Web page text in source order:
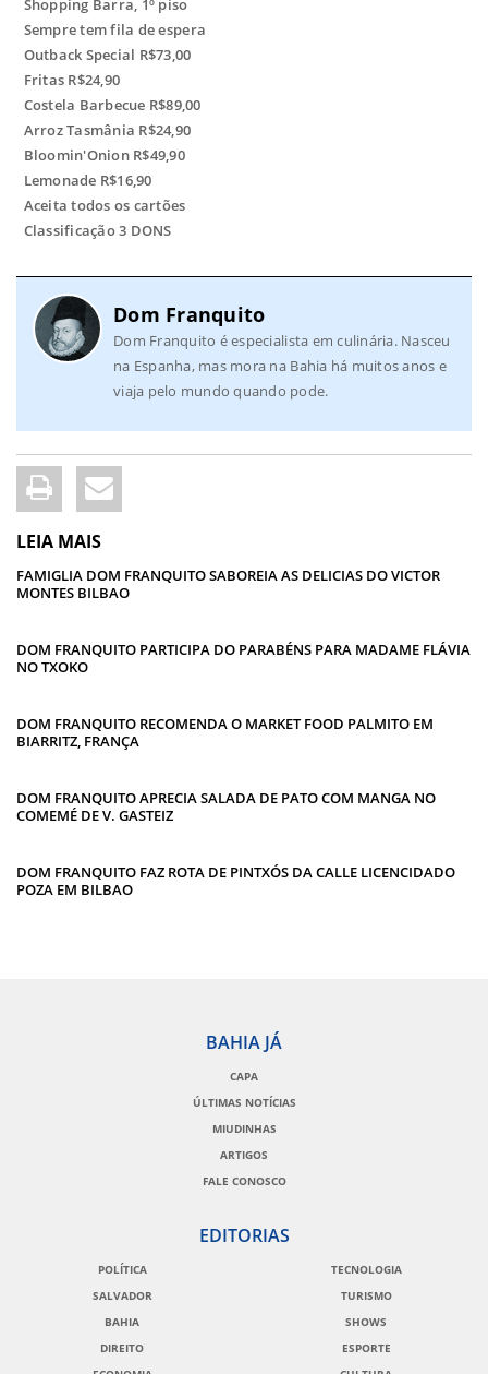
Shopping Barra, 1º piso
Sempre tem fila de espera
Outback Special R$73,00
Fritas R$24,90
Costela Barbecue R$89,00
Arroz Tasmânia R$24,90
Bloomin'Onion R$49,90
Lemonade R$16,90
Aceita todos os cartões
Classificação 3 DONS
Dom Franquito
Dom Franquito é especialista em culinária. Nasceu
na Espanha, mas mora na Bahia há muitos anos e
viaja pelo mundo quando pode.
LEIA MAIS
FAMIGLIA DOM FRANQUITO SABOREIA AS DELICIAS DO VICTOR
MONTES BILBAO
DOM FRANQUITO PARTICIPA DO PARABÉNS PARA MADAME FLÁVIA
NO TXOKO
DOM FRANQUITO RECOMENDA O MARKET FOOD PALMITO EM
BIARRITZ, FRANÇA
DOM FRANQUITO APRECIA SALADA DE PATO COM MANGA NO
COMEMÉ DE V. GASTEIZ
DOM FRANQUITO FAZ ROTA DE PINTXÓS DA CALLE LICENCIDADO
POZA EM BILBAO
BAHIA JÁ
CAPA
ÚLTIMAS NOTÍCIAS
MIUDINHAS
ARTIGOS
FALE CONOSCO
EDITORIAS
POLÍTICA
SALVADOR
BAHIA
DIREITO
TECNOLOGIA
TURISMO
SHOWS
ESPORTE